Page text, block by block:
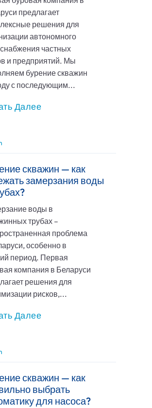
предлагает
решения для
автономного
частных
и предприятий. Мы
бурение скважин
с последующим...
Далее
скважин — как
замерзания воды
воды в
трубах –
проблема
особенно в
период. Первая
компания в Беларуси
решения для
рисков,...
Далее
скважин — как
выбрать
для насоса?